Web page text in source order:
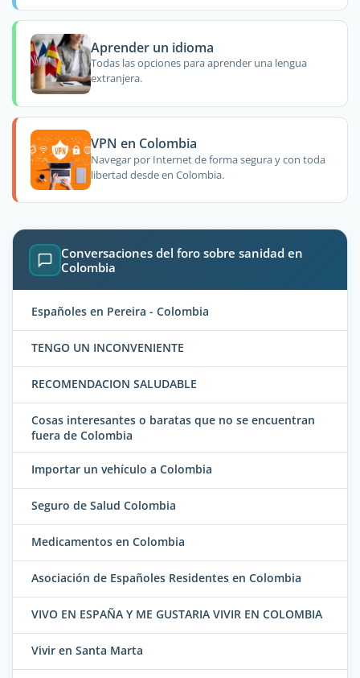
Aprender un idioma
Todas las opciones para aprender una lengua
extranjera.
VPN en Colombia
Navegar por Internet de forma segura y con toda
libertad desde en Colombia.
Conversaciones del foro sobre sanidad en
Colombia
Españoles en Pereira - Colombia
TENGO UN INCONVENIENTE
RECOMENDACION SALUDABLE
Cosas interesantes o baratas que no se encuentran
fuera de Colombia
Importar un vehículo a Colombia
Seguro de Salud Colombia
Medicamentos en Colombia
Asociación de Españoles Residentes en Colombia
VIVO EN ESPAÑA Y ME GUSTARIA VIVIR EN COLOMBIA
Vivir en Santa Marta